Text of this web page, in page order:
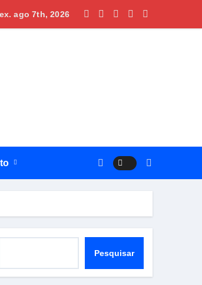
acumula para R$ 165 milhões
ago 7th, 2026
Pesquisar